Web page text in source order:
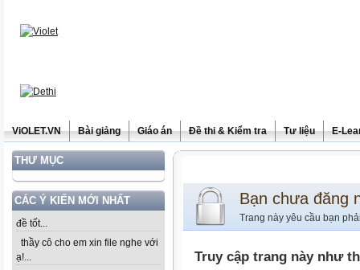
ViOLET.VN Bài giảng Giáo án Đề thi & Kiểm tra Tư liệu E-
THƯ MỤC
CÁC Ý KIẾN MỚI NHẤT
đề tốt...
thầy cô cho em xin file nghe với
ạ!...
Bạn chưa đăng
Trang này yêu cầu bạn
Truy cập trang này như